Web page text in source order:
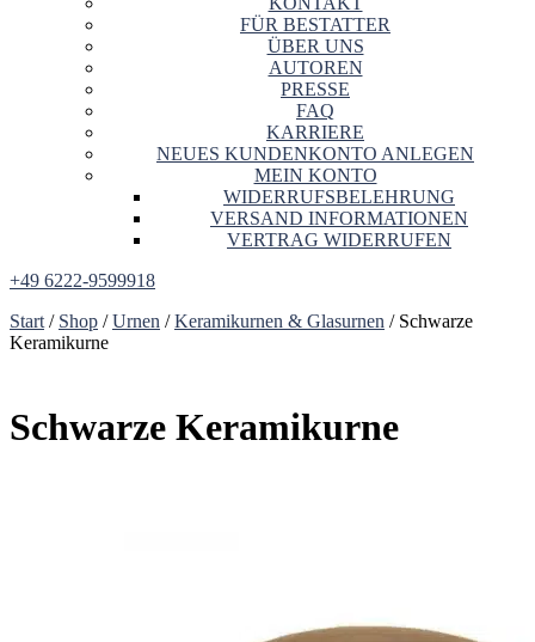
FÜR BESTATTER
ÜBER UNS
AUTOREN
PRESSE
FAQ
KARRIERE
NEUES KUNDENKONTO ANLEGEN
MEIN KONTO
WIDERRUFSBELEHRUNG
VERSAND INFORMATIONEN
VERTRAG WIDERRUFEN
+49 6222-9599918
Start / Shop /Urnen /Keramikurnen & Glasurnen / Schwarze
Keramikurne
Schwarze Keramikurne